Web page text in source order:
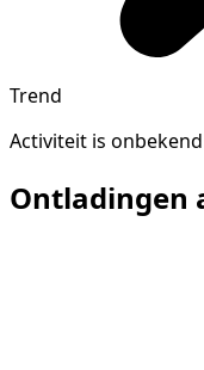
Trend
Activiteit is onbekend
Ontladingen